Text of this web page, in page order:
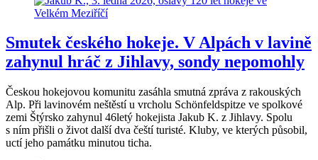
Smutek českého hokeje. V Alpách v lavině
zahynul hráč z Jihlavy, sondy nepomohly
Českou hokejovou komunitu zasáhla smutná zpráva z rakouských
Alp. Při lavinovém neštěstí u vrcholu Schönfeldspitze ve spolkové
zemi Štýrsko zahynul 46letý hokejista Jakub K. z Jihlavy. Spolu
s ním přišli o život další dva čeští turisté. Kluby, ve kterých působil,
uctí jeho památku minutou ticha.